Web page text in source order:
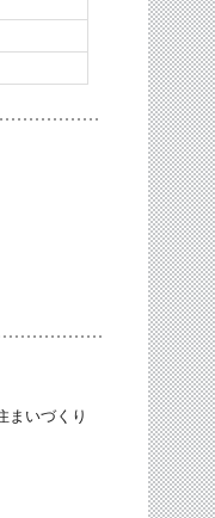
まいづくり